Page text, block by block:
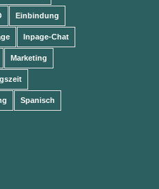
Einbindung
Inpage-Chat
Marketing
Spanisch